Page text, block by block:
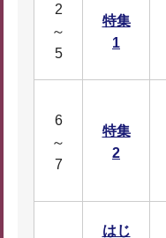
2
～
5
特集
1
6
～
7
特集
2
はじ